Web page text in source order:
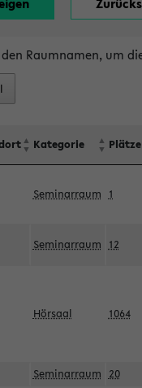
den Raumnamen, um
Kategorie Plätze
Seminarraum 1
Seminarraum 12
Hörsaal 1064
Seminarraum 20